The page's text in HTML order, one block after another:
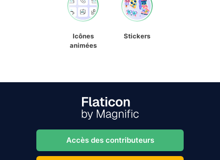
Icônes
animées
Stickers
Accès des contributeurs